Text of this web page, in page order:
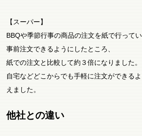
【スーパー】
BBQや季節行事の商品の注文を紙で行って
事前注文できるようにしたところ、
紙での注文と比較して約３倍になりました。
自宅などどこからでも手軽に注文ができる
えました。
他社との違い